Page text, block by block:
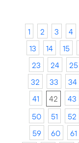
1 2 3 4
13
14 15
23
24 25
32
33 34
41
42 43
50
51 52
59
60 61